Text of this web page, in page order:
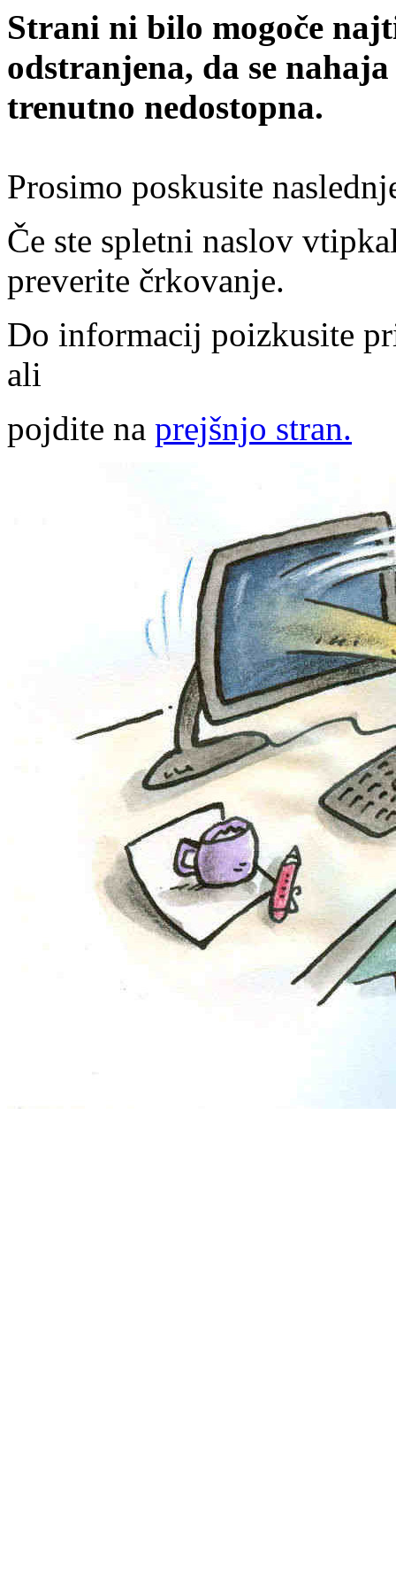
Strani ni bilo mogoče
odstranjena, da se
trenutno nedostopna.
Prosimo poskusite
Če ste spletni naslov
preverite črkovanje.
Do informacij poizkusite
ali
pojdite na prejšnjo stran.